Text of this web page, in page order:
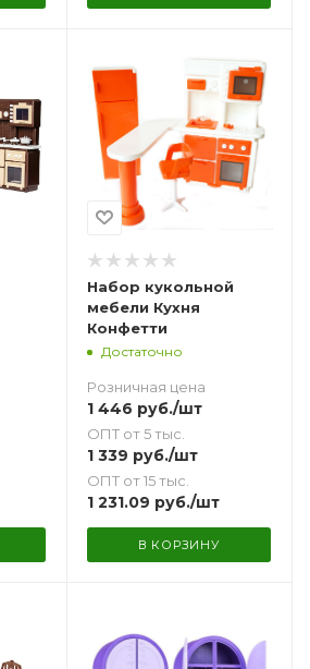
Набор кукольной
мебели Кухня
Конфетти
Достаточно
Розничная цена
1 446 руб./шт
ОПТ от 5 тыс.
1 339 руб./шт
ОПТ от 15 тыс.
1 231.09 руб./шт
В КОРЗИНУ